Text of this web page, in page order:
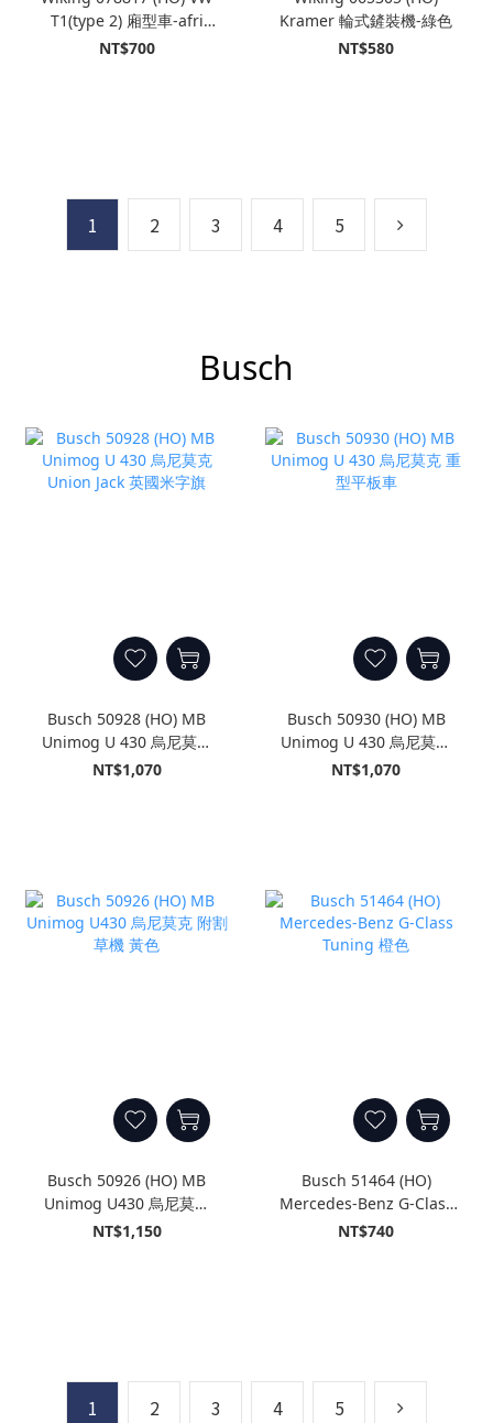
T1(type 2) 廂型車-afri
cola 非洲可樂
NT$700
Kramer 輪式鏟裝機-綠色
NT$580
1 2 3 4 5
Busch
Busch 50928 (HO) MB
Unimog U 430 烏尼莫克
Union Jack 英國米字旗
NT$1,070
Busch 50930 (HO) MB
Unimog U 430 烏尼莫克
重型平板車
NT$1,070
Busch 50926 (HO) MB
Unimog U430 烏尼莫克
附割草機 黃色
NT$1,150
Busch 51464 (HO)
Mercedes-Benz G-Class
Tuning 橙色
NT$740
1 2 3 4 5